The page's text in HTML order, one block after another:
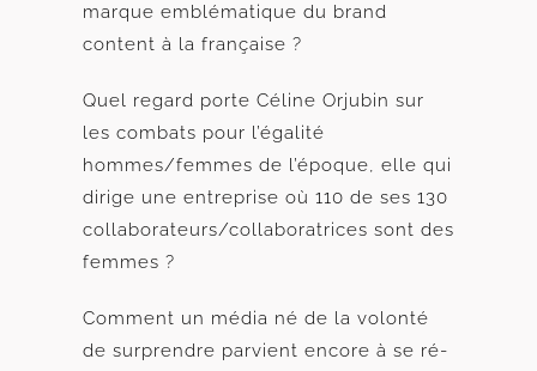
marque emblématique du brand
content à la française ?
Quel regard porte Céline Orjubin sur
les combats pour l’égalité
hommes/femmes de l’époque, elle qui
dirige une entreprise où 110 de ses 130
collaborateurs/collaboratrices sont des
femmes ?
Comment un média né de la volonté
de surprendre parvient encore à se ré-